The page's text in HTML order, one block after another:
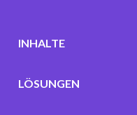
INHALTE
LÖSUNGEN